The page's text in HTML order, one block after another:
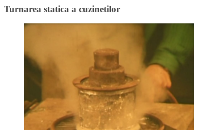
Turnarea statica a cuzinetilor